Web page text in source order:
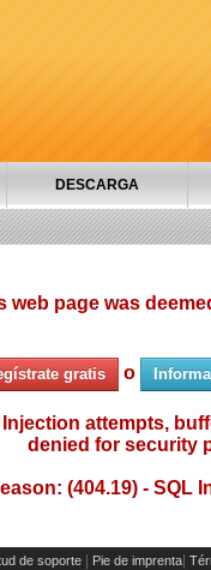
DESCARGA
web page was
gratis o
attempts,
denied for security
(404.19) - SQL
de soporte Pie de imprenta|